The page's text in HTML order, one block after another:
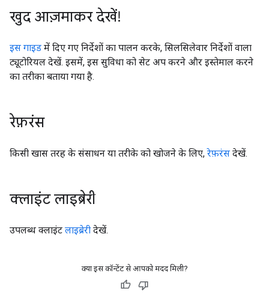
खुद आज़माकर देखें!
इस गाइड में दिए गए निर्देशों का पालन करके, सिलसिलेवार निर्देशों वाला
ट्यूटोरियल देखें. इसमें, इस सुविधा को सेट अप करने और इस्तेमाल करने
का तरीका बताया गया है.
रेफ़रंस
किसी खास तरह के संसाधन या तरीके को खोजने के लिए,रेफ़रंस देखें.
क्लाइंट लाइब्रेरी
उपलब्ध क्लाइंट लाइब्रेरी देखें.
क्या इस कॉन्टेंट से आपको मदद मिली?